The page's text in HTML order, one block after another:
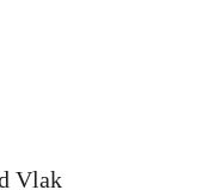
Vlak